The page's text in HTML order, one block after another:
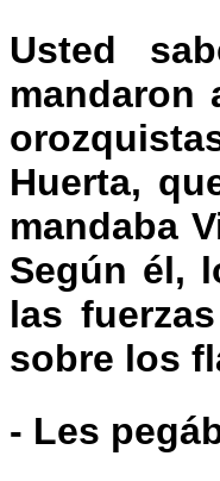
Usted
mandaron
Huerta,
mandaba
Según él,
las
sobre los
- Les